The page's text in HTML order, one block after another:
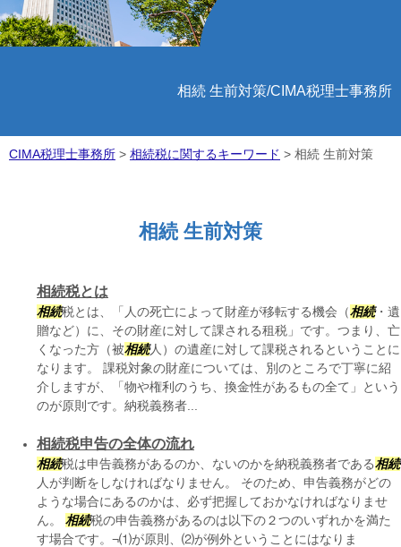
相続 生前対策/CIMA税理士事務所
CIMA税理士事務所 > 相続税に関するキーワード > 相続 生前対策
相続 生前対策
相続税とは
相続税とは、「人の死亡によって財産が移転する機会（相続・遺
贈など）に、その財産に対して課される租税」です。つまり、亡
くなった方（被相続人）の遺産に対して課税されるということに
なります。 課税対象の財産については、別のところで丁寧に紹
介しますが、「物や権利のうち、換金性があるもの全て」という
のが原則です。納税義務者...
相続税申告の全体の流れ
相続税は申告義務があるのか、ないのかを納税義務者である相続
人が判断をしなければなりません。 そのため、申告義務がどの
ような場合にあるのかは、必ず把握しておかなければなりませ
ん。 相続税の申告義務があるのは以下の２つのいずれかを満た
す場合です。¬⑴が原則、⑵が例外ということにはなりま